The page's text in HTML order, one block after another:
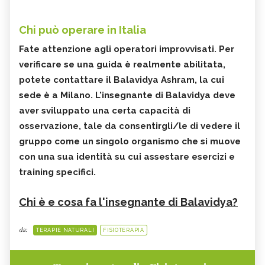
Chi può operare in Italia
Fate attenzione agli operatori improvvisati. Per
verificare se una guida è realmente abilitata,
potete contattare il Balavidya Ashram, la cui
sede è a Milano. L'insegnante di Balavidya deve
aver sviluppato una certa capacità di
osservazione, tale da consentirgli/le di vedere il
gruppo come un singolo organismo che si muove
con una sua identità su cui assestare esercizi e
training specifici.
Chi è e cosa fa l'insegnante di Balavidya?
da: TERAPIE NATURALI FISIOTERAPIA